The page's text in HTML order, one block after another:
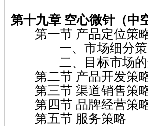
第十九章 空心微针（中
第一节 产品定位策
一、市场细分策
二、目标市场的
第二节 产品开发策
第三节 渠道销售策
第四节 品牌经营策
第五节 服务策略